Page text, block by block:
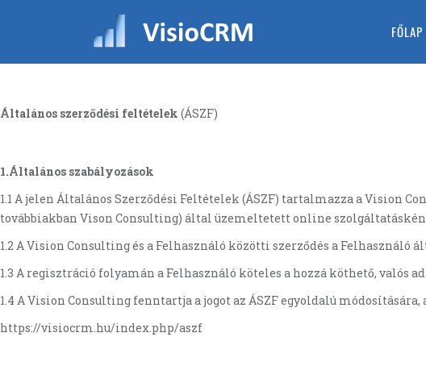
FŐLAP
Általános szerződési feltételek (ÁSZF)
1.Általános szabályozások
1.1 A jelen Általános Szerződési Feltételek (ÁSZF) tartalmazza a Vision
továbbiakban Vison Consulting) által üzemeltetett online
1.2 A Vision Consulting és a Felhasználó közötti szerződés a
1.3 A regisztráció folyamán a Felhasználó köteles a hozzá köthető, valós
1.4 A Vision Consulting fenntartja a jogot az ÁSZF egyoldalú
https://visiocrm.hu/index.php/aszf